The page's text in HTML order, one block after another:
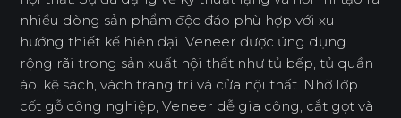
nhiều dòng sản phẩm độc đáo phù hợp với xu
hướng thiết kế hiện đại. Veneer được ứng dụng
rộng rãi trong sản xuất nội thất như tủ bếp, tủ quần
áo, kệ sách, vách trang trí và cửa nội thất. Nhờ lớp
cốt gỗ công nghiệp, Veneer dễ gia công, cắt gọt và